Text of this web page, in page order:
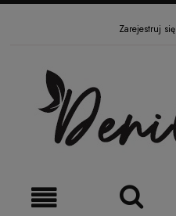
Zarejestruj się